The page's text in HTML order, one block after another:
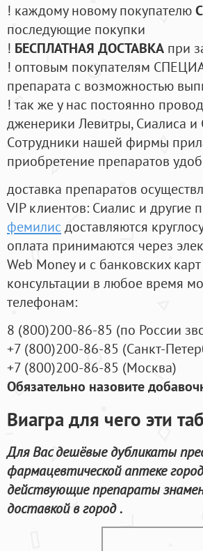
! каждому новому покупателю
последующие покупки
! БЕСПЛАТНАЯ ДОСТАВКА при
! оптовым покупателям
препарата с возможностью
! так же у нас постоянно
дженерики Левитры, Сиалиса
Cотрудники нашей фирмы
приобретение препаратов
доставка препаратов
VIP клиентов: Сиалис и
фемилис доставляются
оплата принимаются через
Web Money и с банковских
консультации в любое время
телефонам:
8 (800)200-86-85 (по России
+7 (800)200-86-85 (Санкт-
+7 (800)200-86-85 (Москва)
Обязательно назовите
Виагра для чего эти
Для Вас дешёвые дубликаты
фармацевтической аптеке
действующие препараты
доставкой в город .